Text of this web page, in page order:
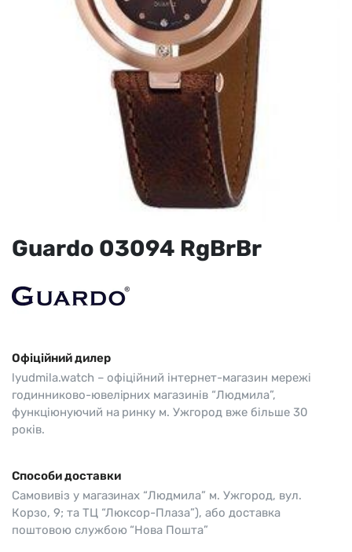
Guardo 03094 RgBrBr
Офіційний дилер
lyudmila.watch – офіційний інтернет-магазин мережі
годинниково-ювелірних магазинів “Людмила”,
функціюнуючий на ринку м. Ужгород вже більше 30
років.
Способи доставки
Самовивіз у магазинах “Людмила” м. Ужгород, вул.
Корзо, 9; та ТЦ “Люксор-Плаза”), або доставка
поштовою службою “Нова Пошта”